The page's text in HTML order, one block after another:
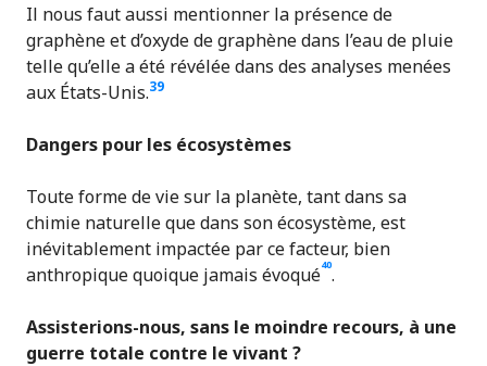
Il nous faut aussi mentionner la présence de
graphène et d’oxyde de graphène dans l’eau de pluie
telle qu’elle a été révélée dans des analyses menées
aux États-Unis.39
Dangers pour les écosystèmes
Toute forme de vie sur la planète, tant dans sa
chimie naturelle que dans son écosystème, est
inévitablement impactée par ce facteur, bien
anthropique quoique jamais évoqué40.
Assisterions-nous, sans le moindre recours, à une
guerre totale contre le vivant ?